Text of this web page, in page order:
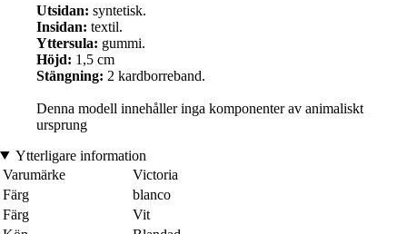
Utsidan: syntetisk.
Insidan: textil.
Yttersula: gummi.
Höjd: 1,5 cm
Stängning: 2 kardborreband.
Denna modell innehåller inga komponenter av animaliskt
ursprung
Ytterligare information
Varumärke
Victoria
Färg
blanco
Färg
Vit